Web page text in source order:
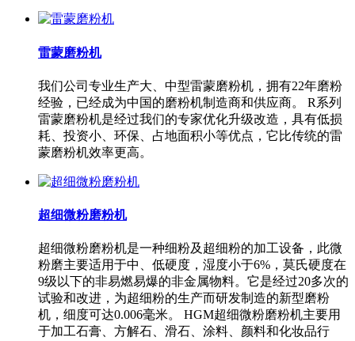
雷蒙磨粉机
我们公司专业生产大、中型雷蒙磨粉机，拥有22年磨粉
经验，已经成为中国的磨粉机制造商和供应商。 R系列
雷蒙磨粉机是经过我们的专家优化升级改造，具有低损
耗、投资小、环保、占地面积小等优点，它比传统的雷
蒙磨粉机效率更高。
超细微粉磨粉机
超细微粉磨粉机是一种细粉及超细粉的加工设备，此微
粉磨主要适用于中、低硬度，湿度小于6%，莫氏硬度在
9级以下的非易燃易爆的非金属物料。它是经过20多次的
试验和改进，为超细粉的生产而研发制造的新型磨粉
机，细度可达0.006毫米。 HGM超细微粉磨粉机主要用
于加工石膏、方解石、滑石、涂料、颜料和化妆品行